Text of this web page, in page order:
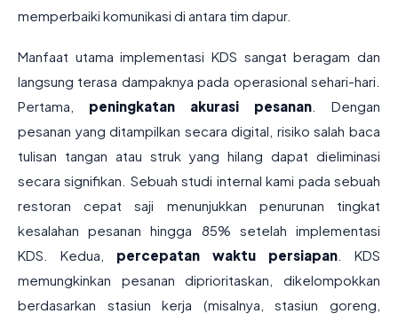
memperbaiki komunikasi di antara tim dapur.
Manfaat utama implementasi KDS sangat beragam dan
langsung terasa dampaknya pada operasional sehari-hari.
Pertama, peningkatan akurasi pesanan . Dengan
pesanan yang ditampilkan secara digital, risiko salah baca
tulisan tangan atau struk yang hilang dapat dieliminasi
secara signifikan. Sebuah studi internal kami pada sebuah
restoran cepat saji menunjukkan penurunan tingkat
kesalahan pesanan hingga 85% setelah implementasi
KDS. Kedua, percepatan waktu persiapan . KDS
memungkinkan pesanan diprioritaskan, dikelompokkan
berdasarkan stasiun kerja (misalnya, stasiun goreng,